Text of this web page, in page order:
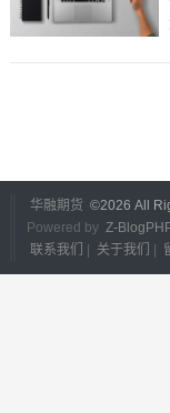
华融期货 ©2026 All
Powered by Z-
联系我们
| 关于我们 |